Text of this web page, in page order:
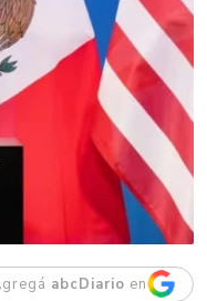
abcDiario en